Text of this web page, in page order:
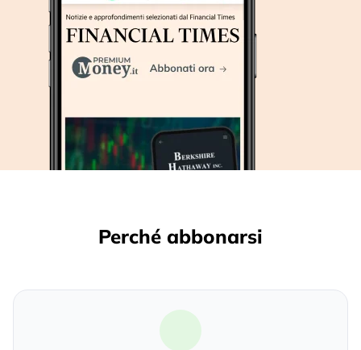
Perché abbonarsi